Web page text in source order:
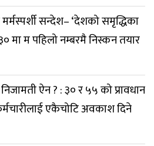
सन्देश– ‘देशको समृद्धिका
मा म पहिलो नम्बरमै निस्कन तयार
ऐन ? : ३० र ५५ को प्रावधान
एकैचोटि अवकाश दिने